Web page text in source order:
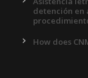
detención en
How does